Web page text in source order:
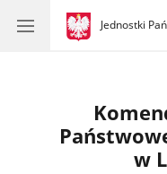
gov.pl
Jednostki
gov.pl
Jednostki
w